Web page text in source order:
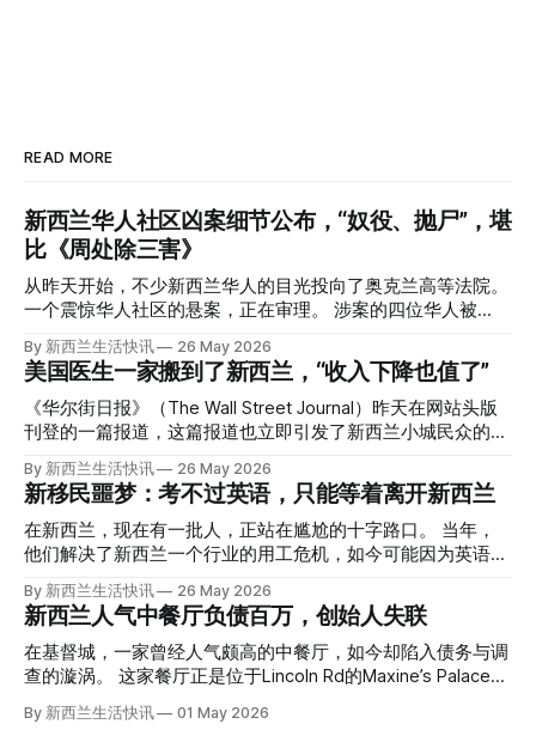
READ MORE
新西兰华人社区凶案细节公布，“奴役、抛尸”，堪
比《周处除三害》
从昨天开始，不少新西兰华人的目光投向了奥克兰高等法院。
一个震惊华人社区的悬案，正在审理。 涉案的四位华人被
告，站在了法庭，被控与一位70岁中国女人的死有关。 事情
的复杂程度，远超人们的想象。 神秘的黑色塑料袋 先让我们
回到2024年3月12日。 新西兰一个名叫Paul Middleton的老
人，在奥克兰Gulf Harbour钓鱼时，发现了一个黑色塑料袋，
里面是一堆衣服。 再扒开衣服，他看到了一只手，一只人
腰部对折，黑色胶带缠着头、手腕和身体，整个人被绑成胎儿
状。 两个10公斤的米袋装满了石头，用胶带死死缠在尸体
上。 死者是亚洲面孔的老年女性，头部、脸、胳膊都有钝器
伤，当时身穿一件“娟燕牌”内衣和黑色长裤。 她是谁？没有人
Operation Parade的案子，开始调查。 米袋泄露秘密 破案的
关键，是两个米袋。这两个塑料米袋里装着用来压住尸体的花
园石头。 每个米袋上都有序列号。 警察一家家查，发现这批
米是在奥克兰北岸一家超市卖的。
By 新西兰生活快讯 26 May 2026
美国医生一家搬到了新西兰，“收入下降也值了”
《华尔街日报》（The Wall Street Journal）昨天在网站头版
刊登的一篇报道，这篇报道也立即引发了新西兰小城民众的兴
趣： “精疲力尽的美国医生，正在离开美国，前往新西兰一座
偏远小镇。” “精疲力尽的美国医生”搬家新西兰 四年前，在加
州拉霍亚（La Jolla）一家医院担任内科医生的Brandon
Williams医生达到了崩溃的边缘。 患者人数激增、医疗人员短
缺、医疗事故诉讼的威胁，以及对患者无力支付医疗费用的忧
（PTSD）。他的其中一位同事甚至因自杀身亡。 他并不想放
弃从医，但他不想再在美国行医了。 于是，他与38岁的妻子
Ellen Williams开始在欧洲寻找更好的选择。 就在那时，他收
到了一封来自新西兰医疗招聘人员的信。 “虽然跑到那个‘与世
义。”现年39岁的加州人Brandon说道。 2024年11月，这家人
By 新西兰生活快讯 26 May 2026
新移民噩梦：考不过英语，只能等着离开新西兰
在新西兰，现在有一批人，正站在尴尬的十字路口。 当年，
他们解决了新西兰一个行业的用工危机，如今可能因为英语考
试，不得不在几年内离开这个国家。 一位移民的无奈感叹：
“如果我们真能考到那个分数，就不会来开公交车了。” 因为英
语，他们一直无法上岸 来自菲律宾的Ryan De Guzman，就是
这批人中的一员。 2023年，当他看到新西兰招聘海外公交司
机的信息时，几乎没有犹豫就提交了申请。 “我听说这里气候
年3月抵达奥克兰。 当时心里盘算着：努力工作两年，申请居
By 新西兰生活快讯 26 May 2026
新西兰人气中餐厅负债百万，创始人失联
在基督城，一家曾经人气颇高的中餐厅，如今却陷入债务与调
查的漩涡。 这家餐厅正是位于Lincoln Rd的Maxine’s Palace。
其背后的公司已进入清算程序，债务总额接近100万纽币，而
引人关注的是——清算人目前无法联系到创始人本人。 今年3
By 新西兰生活快讯 01 May 2026